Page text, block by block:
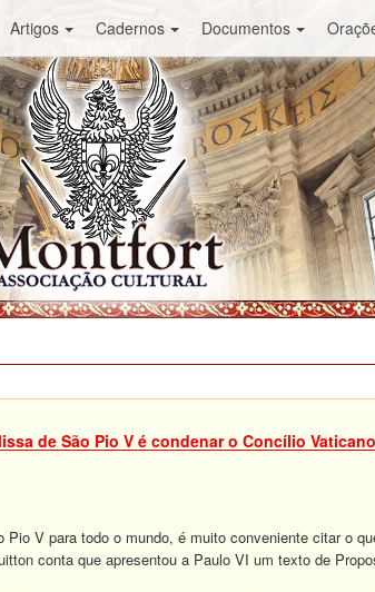
Artigos Cadernos Documentos
de São Pio V é condenar o Concílio
V para todo o mundo, é muito conveniente citar o
conta que apresentou a Paulo VI um texto de